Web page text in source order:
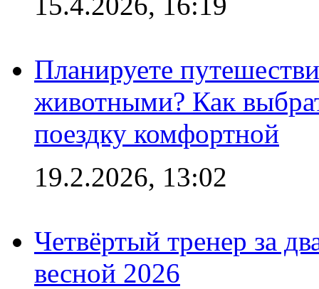
Планируете
животными? Как
поездку комфортной
19.2.2026, 13:02
Четвёртый тренер за
весной 2026